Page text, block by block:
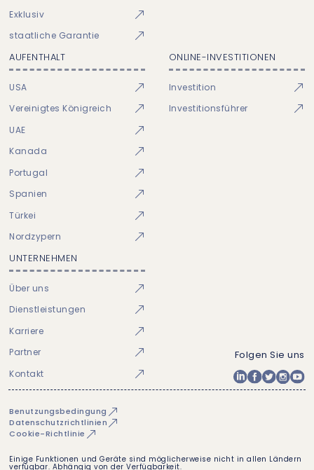
Exklusiv
staatliche Garantie
AUFENTHALT
USA
Vereinigtes Königreich
UAE
Kanada
Portugal
Spanien
Türkei
Nordzypern
ONLINE-INVESTITIONEN
Investition
Investitionsführer
UNTERNEHMEN
Über uns
Dienstleistungen
Karriere
Partner
Kontakt
Folgen Sie uns
Benutzungsbedingung
Datenschutzrichtlinien
Cookie-Richtlinie
Einige Funktionen und Geräte sind möglicherweise nicht in allen Ländern
verfügbar. Abhängig von der Verfügbarkeit.